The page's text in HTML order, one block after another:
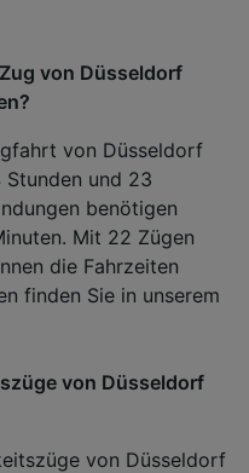
von Düsseldorf
von Düsseldorf
Stunden und 23
benötigen
Mit 22 Zügen
die Fahrzeiten
finden Sie in unserem
von Düsseldorf
von Düsseldorf